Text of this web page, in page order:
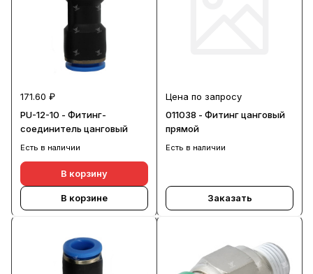
171.60 ₽
PU-12-10 - Фитинг-
соединитель цанговый
Есть в наличии
В корзину
В корзине
Цена по запросу
011038 - Фитинг цанговый
прямой
Есть в наличии
Заказать